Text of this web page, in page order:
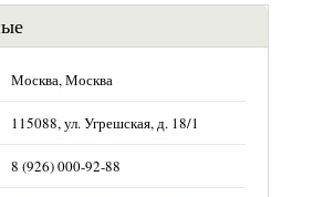
Москва, Москва
115088, ул. Угрешская, д. 18/1
8 (926) 000-92-88